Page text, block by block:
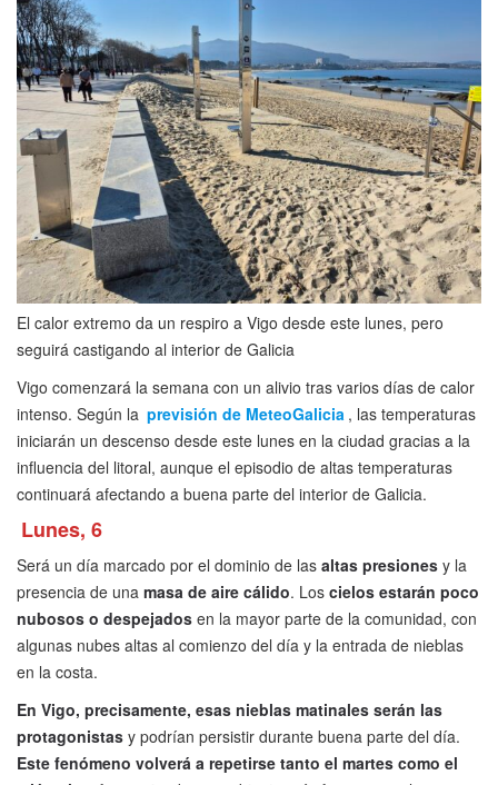
El calor extremo da un respiro a Vigo desde este lunes, pero
seguirá castigando al interior de Galicia
Vigo comenzará la semana con un alivio tras varios días de calor
intenso. Según la previsión de MeteoGalicia , las temperaturas
iniciarán un descenso desde este lunes en la ciudad gracias a la
influencia del litoral, aunque el episodio de altas temperaturas
continuará afectando a buena parte del interior de Galicia.
Lunes, 6
Será un día marcado por el dominio de las altas presiones y la
presencia de una masa de aire cálido. Los cielos estarán poco
nubosos o despejados en la mayor parte de la comunidad, con
algunas nubes altas al comienzo del día y la entrada de nieblas
en la costa.
En Vigo, precisamente, esas nieblas matinales serán las
protagonistas y podrían persistir durante buena parte del día.
Este fenómeno volverá a repetirse tanto el martes como el